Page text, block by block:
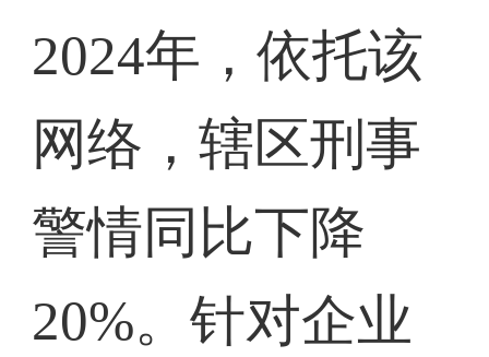
2024年，依托该
网络，辖区刑事
警情同比下降
20%。针对企业